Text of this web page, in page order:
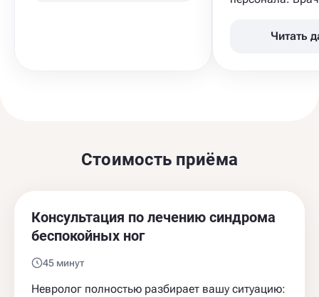
Читать
Стоимость приёма
Консультация по лечению синдрома
беспокойных ног
45 минут
Невролог полностью разбирает вашу ситуацию: